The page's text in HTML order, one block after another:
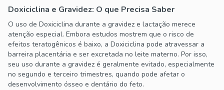
Doxiciclina e Gravidez: O que Precisa Saber
O uso de Doxiciclina durante a gravidez e lactação merece
atenção especial. Embora estudos mostrem que o risco de
efeitos teratogênicos é baixo, a Doxiciclina pode atravessar a
barreira placentária e ser excretada no leite materno. Por isso,
seu uso durante a gravidez é geralmente evitado, especialmente
no segundo e terceiro trimestres, quando pode afetar o
desenvolvimento ósseo e dentário do feto.